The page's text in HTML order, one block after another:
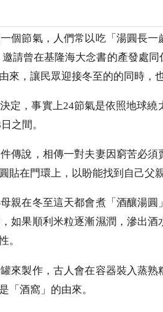
個節氣，人們常以吃「湯圓長
請曾在基隆海大念書的產發處
，讓民眾迎接冬至的的同時，
定，事實上24節氣是依照地球
之間。
傳說，相傳一對夫妻因窮苦必
在門環上，以盼能找到自己父
親在冬至這天都會煮「酒釀湯
如果順利米粒逐漸濕潤，滲出
。
來製作，古人會在容器裝入蒸
「酒窩」的由來。